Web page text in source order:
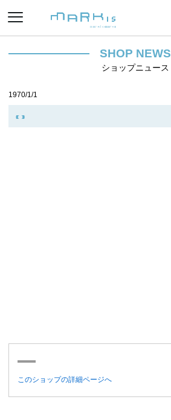
SHOP NEWS
ショップニュース
1970/1/1
このショップの詳細ページへ